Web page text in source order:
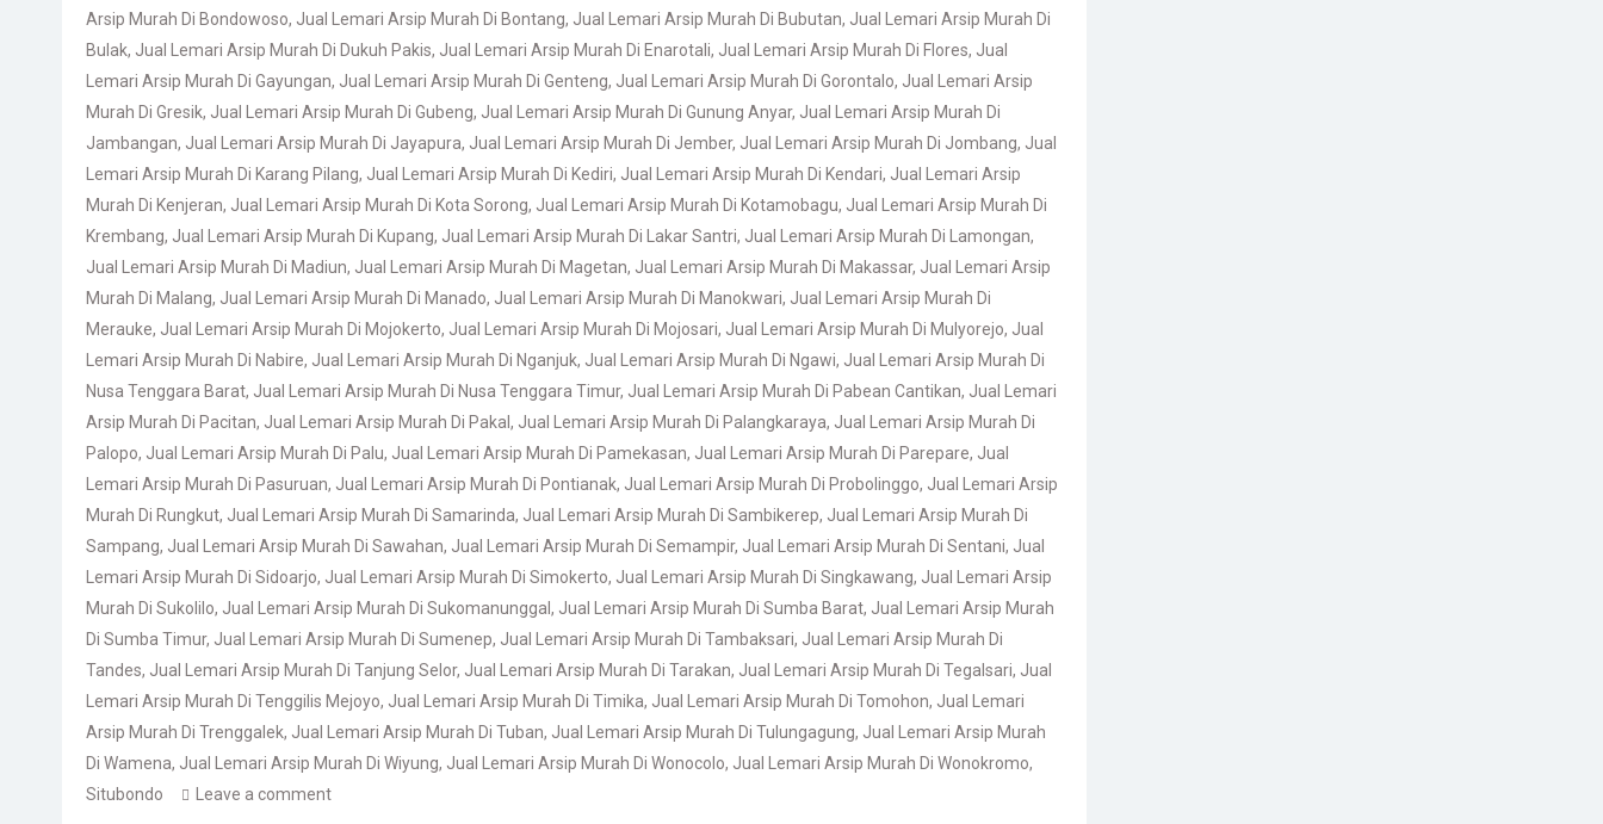
Arsip Murah Di Bondowoso, Jual Lemari Arsip Murah Di Bontang, Jual Lemari Arsip Murah Di Bubutan, Jual Lemari Arsip Murah Di
Bulak, Jual Lemari Arsip Murah Di Dukuh Pakis, Jual Lemari Arsip Murah Di Enarotali, Jual Lemari Arsip Murah Di Flores, Jual
Lemari Arsip Murah Di Gayungan, Jual Lemari Arsip Murah Di Genteng, Jual Lemari Arsip Murah Di Gorontalo, Jual Lemari Arsip
Murah Di Gresik, Jual Lemari Arsip Murah Di Gubeng, Jual Lemari Arsip Murah Di Gunung Anyar, Jual Lemari Arsip Murah Di
Jambangan, Jual Lemari Arsip Murah Di Jayapura, Jual Lemari Arsip Murah Di Jember, Jual Lemari Arsip Murah Di Jombang, Jual
Lemari Arsip Murah Di Karang Pilang, Jual Lemari Arsip Murah Di Kediri, Jual Lemari Arsip Murah Di Kendari, Jual Lemari Arsip
Murah Di Kenjeran, Jual Lemari Arsip Murah Di Kota Sorong, Jual Lemari Arsip Murah Di Kotamobagu, Jual Lemari Arsip Murah Di
Krembang, Jual Lemari Arsip Murah Di Kupang, Jual Lemari Arsip Murah Di Lakar Santri, Jual Lemari Arsip Murah Di Lamongan,
Jual Lemari Arsip Murah Di Madiun, Jual Lemari Arsip Murah Di Magetan, Jual Lemari Arsip Murah Di Makassar, Jual Lemari Arsip
Murah Di Malang, Jual Lemari Arsip Murah Di Manado, Jual Lemari Arsip Murah Di Manokwari, Jual Lemari Arsip Murah Di
Merauke, Jual Lemari Arsip Murah Di Mojokerto, Jual Lemari Arsip Murah Di Mojosari, Jual Lemari Arsip Murah Di Mulyorejo, Jual
Lemari Arsip Murah Di Nabire, Jual Lemari Arsip Murah Di Nganjuk, Jual Lemari Arsip Murah Di Ngawi, Jual Lemari Arsip Murah Di
Nusa Tenggara Barat, Jual Lemari Arsip Murah Di Nusa Tenggara Timur, Jual Lemari Arsip Murah Di Pabean Cantikan, Jual Lemari
Arsip Murah Di Pacitan, Jual Lemari Arsip Murah Di Pakal , Jual Lemari Arsip Murah Di Palangkaraya, Jual Lemari Arsip Murah Di
Palopo, Jual Lemari Arsip Murah Di Palu, Jual Lemari Arsip Murah Di Pamekasan, Jual Lemari Arsip Murah Di Parepare, Jual
Lemari Arsip Murah Di Pasuruan, Jual Lemari Arsip Murah Di Pontianak, Jual Lemari Arsip Murah Di Probolinggo, Jual Lemari Arsip
Murah Di Rungkut, Jual Lemari Arsip Murah Di Samarinda, Jual Lemari Arsip Murah Di Sambikerep, Jual Lemari Arsip Murah Di
Sampang, Jual Lemari Arsip Murah Di Sawahan, Jual Lemari Arsip Murah Di Semampir, Jual Lemari Arsip Murah Di Sentani, Jual
Lemari Arsip Murah Di Sidoarjo, Jual Lemari Arsip Murah Di Simokerto, Jual Lemari Arsip Murah Di Singkawang, Jual Lemari Arsip
Murah Di Sukolilo, Jual Lemari Arsip Murah Di Sukomanunggal , Jual Lemari Arsip Murah Di Sumba Barat, Jual Lemari Arsip Murah
Di Sumba Timur, Jual Lemari Arsip Murah Di Sumenep, Jual Lemari Arsip Murah Di Tambaksari, Jual Lemari Arsip Murah Di
Tandes, Jual Lemari Arsip Murah Di Tanjung Selor, Jual Lemari Arsip Murah Di Tarakan, Jual Lemari Arsip Murah Di Tegalsari, Jual
Lemari Arsip Murah Di Tenggilis Mejoyo, Jual Lemari Arsip Murah Di Timika, Jual Lemari Arsip Murah Di Tomohon, Jual Lemari
Arsip Murah Di Trenggalek, Jual Lemari Arsip Murah Di Tuban, Jual Lemari Arsip Murah Di Tulungagung, Jual Lemari Arsip Murah
Di Wamena, Jual Lemari Arsip Murah Di Wiyung, Jual Lemari Arsip Murah Di Wonocolo, Jual Lemari Arsip Murah Di Wonokromo,
Situbondo
Leave a comment